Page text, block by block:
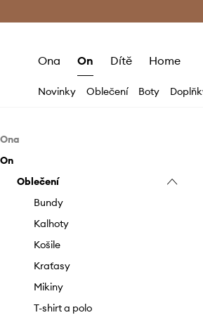
Ona On Dítě Home
Novinky Oblečení Boty
Ona
Bundy
Halenky a košile
Kabáty
Kalhoty a legíny
Mikiny
Sukně
Šortky
Boty
Trekingová obuv
Papuče
Sandály a pantofle
Sněhule
Sneakers boty
Doplňky
Batohy
Čepice a klobouky
Kabelky
Láhve a termosky
Šály a šátky
On
Oblečení
Bundy
Kalhoty
Košile
Kraťasy
Mikiny
T-shirt a polo